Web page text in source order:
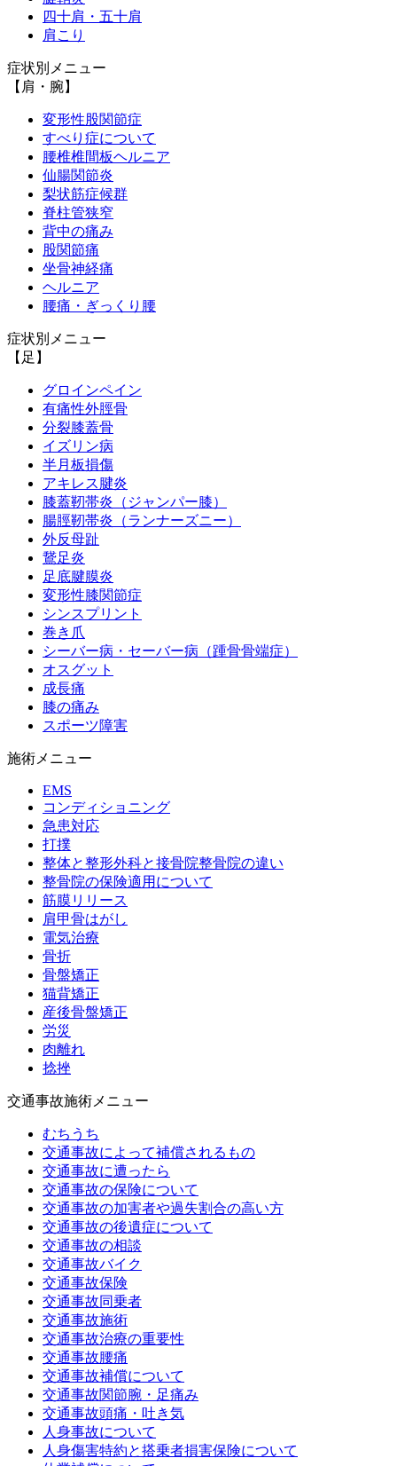
四十肩・五十肩
肩こり
症状別メニュー
【肩・腕】
変形性股関節症
すべり症について
腰椎椎間板ヘルニア
仙腸関節炎
梨状筋症候群
脊柱管狭窄
背中の痛み
股関節痛
坐骨神経痛
ヘルニア
腰痛・ぎっくり腰
症状別メニュー
【足】
グロインペイン
有痛性外脛骨
分裂膝蓋骨
イズリン病
半月板損傷
アキレス腱炎
膝蓋靭帯炎（ジャンパー膝）
腸脛靭帯炎（ランナーズニー）
外反母趾
鵞足炎
足底腱膜炎
変形性膝関節症
シンスプリント
巻き爪
シーバー病・セーバー病（踵骨骨端症）
オスグット
成長痛
膝の痛み
スポーツ障害
施術メニュー
EMS
コンディショニング
急患対応
打撲
整体と整形外科と接骨院整骨院の違い
整骨院の保険適用について
筋膜リリース
肩甲骨はがし
電気治療
骨折
骨盤矯正
猫背矯正
産後骨盤矯正
労災
肉離れ
捻挫
交通事故施術メニュー
むちうち
交通事故によって補償されるもの
交通事故に遭ったら
交通事故の保険について
交通事故の加害者や過失割合の高い方
交通事故の後遺症について
交通事故の相談
交通事故バイク
交通事故保険
交通事故同乗者
交通事故施術
交通事故治療の重要性
交通事故腰痛
交通事故補償について
交通事故関節腕・足痛み
交通事故頭痛・吐き気
人身事故について
人身傷害特約と搭乗者損害保険について